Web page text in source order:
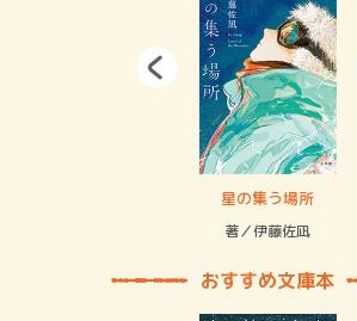
星の集う場所
著／伊藤佐凪
おすすめ文庫本